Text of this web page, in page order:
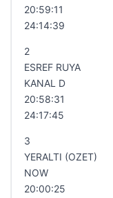
20:59:11
24:14:39
2
ESREF RUYA
KANAL D
20:58:31
24:17:45
3
YERALTI (OZET)
NOW
20:00:25